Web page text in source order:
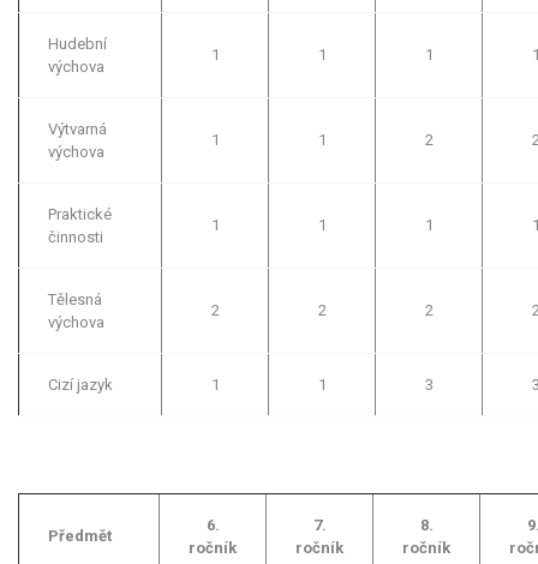
Hudební
výchova
1 1 1
Výtvarná
výchova
1 1 2
Praktické
činnosti
1 1 1
Tělesná
výchova
2 2 2
Cizí jazyk 1 1 3
Předmět
6.
ročník
7.
ročník
8.
ročník